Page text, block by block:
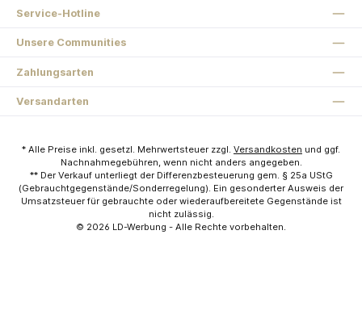
Service-Hotline
Unsere Communities
Zahlungsarten
Versandarten
* Alle Preise inkl. gesetzl. Mehrwertsteuer zzgl. Versandkosten und ggf.
Nachnahmegebühren, wenn nicht anders angegeben.
** Der Verkauf unterliegt der Differenzbesteuerung gem. § 25a UStG
(Gebrauchtgegenstände/Sonderregelung). Ein gesonderter Ausweis der
Umsatzsteuer für gebrauchte oder wiederaufbereitete Gegenstände ist
nicht zulässig.
© 2026 LD-Werbung - Alle Rechte vorbehalten.